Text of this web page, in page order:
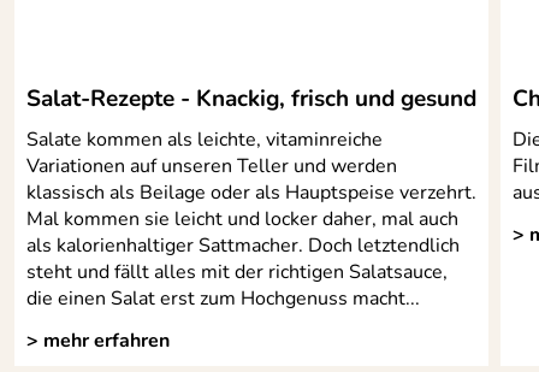
Salat-Rezepte - Knackig, frisch und gesund
Salate kommen als leichte, vitaminreiche
Variationen auf unseren Teller und werden
klassisch als Beilage oder als Hauptspeise verzehrt.
Mal kommen sie leicht und locker daher, mal auch
als kalorienhaltiger Sattmacher. Doch letztendlich
steht und fällt alles mit der richtigen Salatsauce,
die einen Salat erst zum Hochgenuss macht...
> mehr erfahren
>